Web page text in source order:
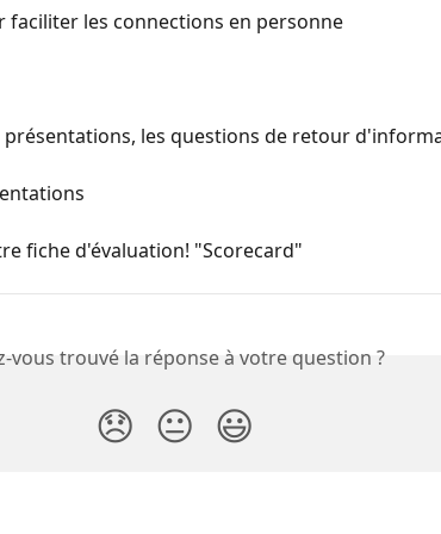
faciliter les connections en personne
présentations, les questions de retour
fiche d'évaluation! "Scorecard"
vous trouvé la réponse à votre question ?
😞 😐 😃